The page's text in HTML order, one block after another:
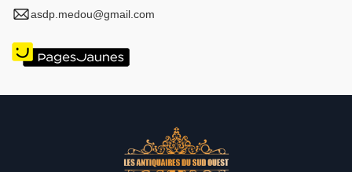
asdp.medou@gmail.com